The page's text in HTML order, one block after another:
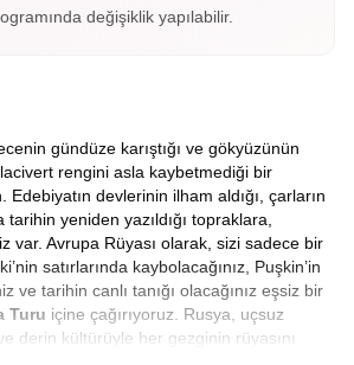
değişiklik yapılabilir.
gündüze karıştığı ve gökyüzünün
lacivert rengini asla kaybetmediği bir
Edebiyatın devlerinin ilham aldığı, çarların
yeniden yazıldığı topraklara,
var. Avrupa Rüyası olarak, sizi sadece bir
satırlarında kaybolacağınız, Puşkin’in
ve tarihin canlı tanığı olacağınız eşsiz bir
Turu içine çağırıyoruz. Rusya, uçsuz
derin kültürüyle her gezginin rüyasını